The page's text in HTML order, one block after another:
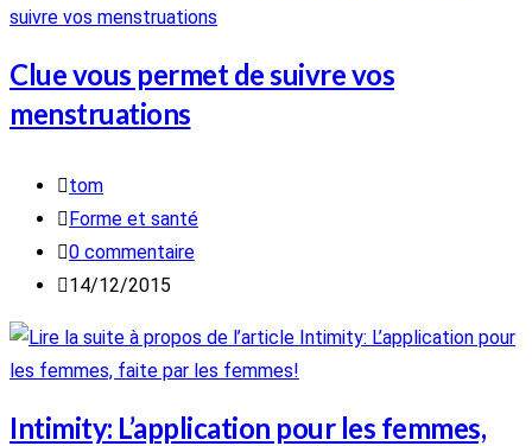
Clue vous permet de suivre vos
menstruations
Auteur/autrice
de
la
publication :
tom
Post
category:
Forme et santé
Commentaires
de
publication :
0 commentaire
Publication
14/12/2015
Intimity: L’application pour les femmes,